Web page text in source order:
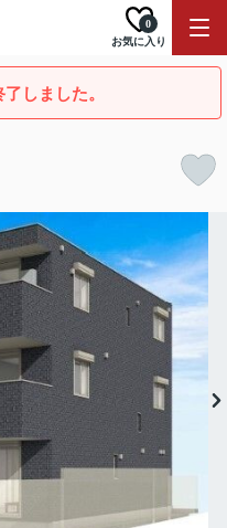
お気に入り
0
しました。